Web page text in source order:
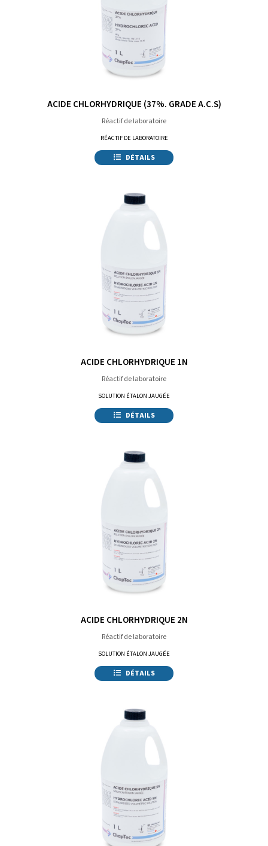
ACIDE CHLORHYDRIQUE (37%. GRADE A.C.S)
Réactif de laboratoire
RÉACTIF DE LABORATOIRE
DÉTAILS
ACIDE CHLORHYDRIQUE 1N
Réactif de laboratoire
SOLUTION ÉTALON JAUGÉE
DÉTAILS
ACIDE CHLORHYDRIQUE 2N
Réactif de laboratoire
SOLUTION ÉTALON JAUGÉE
DÉTAILS